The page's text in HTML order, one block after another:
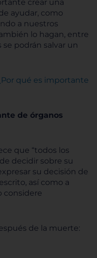
crear una
ayudar, como
a nuestros
lo hagan, entre
se podrán salvar un
qué es importante
de órganos
que “todos los
decidir sobre su
su decisión de
así como a
considere
de la muerte: